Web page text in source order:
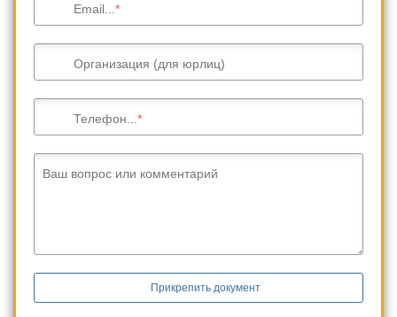
Email...
Организация (для юрлиц)
Телефон...
Ваш вопрос или комментарий
Прикрепить документ